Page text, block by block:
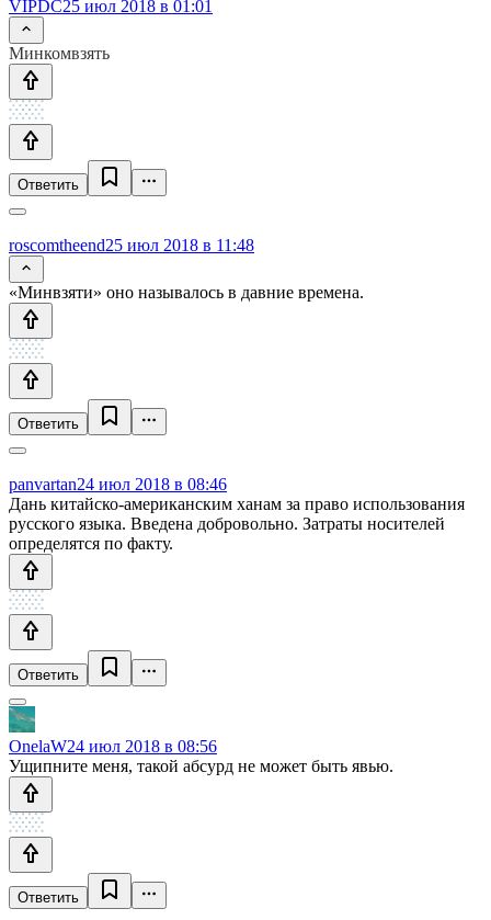
VIPDC25 июл 2018 в 01:01
Минкомвзять
Ответить
roscomtheend25 июл 2018 в 11:48
«Минвзяти» оно называлось в давние времена.
Ответить
panvartan24 июл 2018 в 08:46
Дань китайско-американским ханам за право использования
русского языка. Введена добровольно. Затраты носителей
определятся по факту.
Ответить
OnelaW24 июл 2018 в 08:56
Ущипните меня, такой абсурд не может быть явью.
Ответить